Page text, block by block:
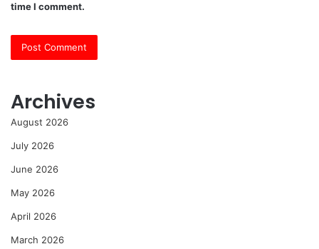
time I comment.
Archives
August 2026
July 2026
June 2026
May 2026
April 2026
March 2026